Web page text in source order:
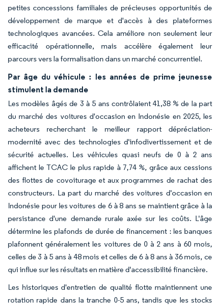
petites concessions familiales de précieuses opportunités de
développement de marque et d'accès à des plateformes
technologiques avancées. Cela améliore non seulement leur
efficacité opérationnelle, mais accélère également leur
parcours vers la formalisation dans un marché concurrentiel.
Par âge du véhicule : les années de prime jeunesse
stimulent la demande
Les modèles âgés de 3 à 5 ans contrôlaient 41,38 % de la part
du marché des voitures d'occasion en Indonésie en 2025, les
acheteurs recherchant le meilleur rapport dépréciation-
modernité avec des technologies d'infodivertissement et de
sécurité actuelles. Les véhicules quasi neufs de 0 à 2 ans
affichent le TCAC le plus rapide à 7,74 %, grâce aux cessions
des flottes de covoiturage et aux programmes de rachat des
constructeurs. La part du marché des voitures d'occasion en
Indonésie pour les voitures de 6 à 8 ans se maintient grâce à la
persistance d'une demande rurale axée sur les coûts. L'âge
détermine les plafonds de durée de financement : les banques
plafonnent généralement les voitures de 0 à 2 ans à 60 mois,
celles de 3 à 5 ans à 48 mois et celles de 6 à 8 ans à 36 mois, ce
qui influe sur les résultats en matière d'accessibilité financière.
Les historiques d'entretien de qualité flotte maintiennent une
rotation rapide dans la tranche 0-5 ans, tandis que les stocks